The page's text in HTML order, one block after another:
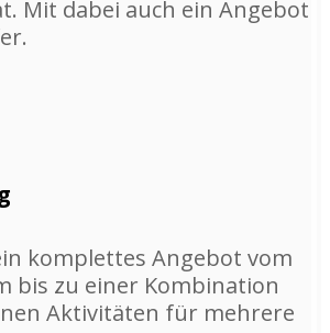
Mit dabei auch ein Angebot
komplettes Angebot vom
bis zu einer Kombination
Aktivitäten für mehrere